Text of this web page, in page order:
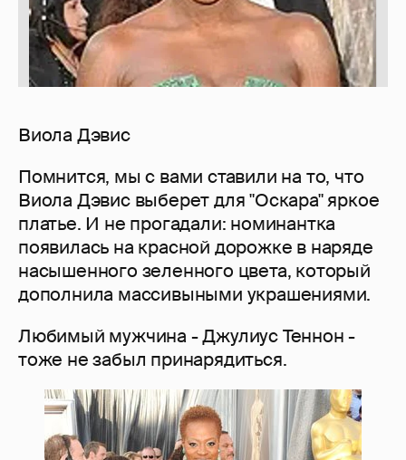
Виола Дэвис
Помнится, мы с вами ставили на то, что
Виола Дэвис выберет для "Оскара" яркое
платье. И не прогадали: номинантка
появилась на красной дорожке в наряде
насышенного зеленного цвета, который
дополнила массивыными украшениями.
Любимый мужчина - Джулиус Теннон -
тоже не забыл принарядиться.